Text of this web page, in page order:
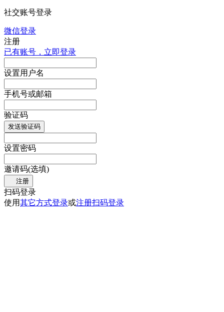
社交账号登录
微信登录
注册
已有账号，立即登录
设置用户名
手机号或邮箱
验证码
发送验证码
设置密码
邀请码(选填)
注册
扫码登录
使用其它方式登录或注册扫码登录